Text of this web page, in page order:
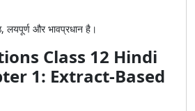
लयपूर्ण और भावप्रधान है।
Class 12 Hindi
1: Extract-Based